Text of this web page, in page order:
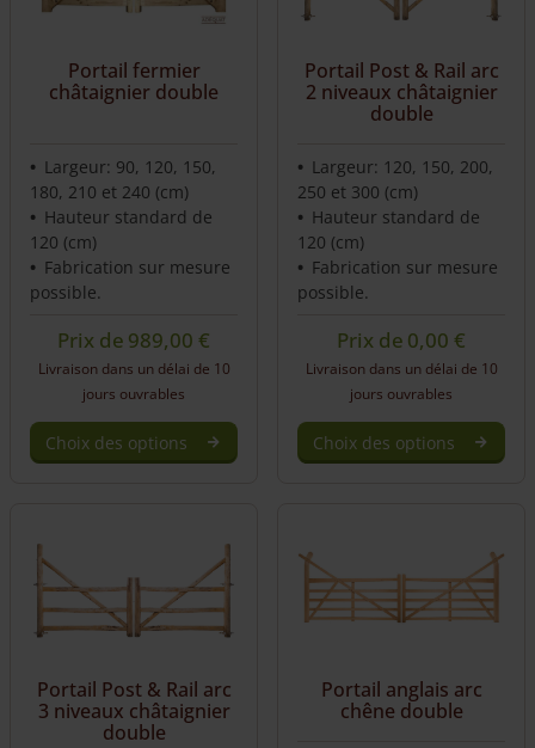
Portail fermier
châtaignier double
Largeur: 90, 120, 150,
180, 210 et 240 (cm)
Hauteur standard de
120 (cm)
Fabrication sur mesure
possible.
Prix de 989,00€
Livraison dans un délai de 10
jours ouvrables
Choix des options
Portail Post & Rail arc
2 niveaux châtaignier
double
Largeur: 120, 150, 200,
250 et 300 (cm)
Hauteur standard de
120 (cm)
Fabrication sur mesure
possible.
Prix de 0,00€
Livraison dans un délai de 10
jours ouvrables
Choix des options
Portail Post & Rail arc
3 niveaux châtaignier
double
Portail anglais arc
chêne double